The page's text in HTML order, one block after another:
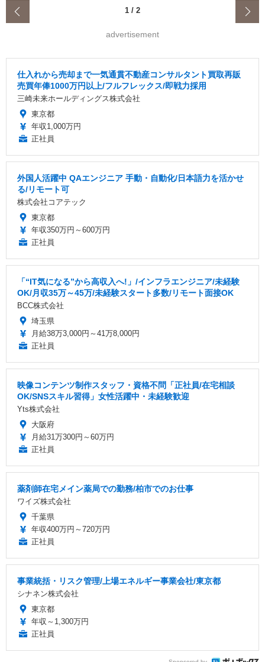
1 / 2
advertisement
仕入れから売却まで一気通貫不動産コンサルタント買取再販
売買年俸1000万円以上/フルフレックス/即戦力採用
三崎未来ホールディングス株式会社
東京都
年収1,000万円
正社員
外国人活躍中 QAエンジニア 手動・自動化/日本語力を活かせ
る/リモート可
株式会社コアテック
東京都
年収350万円～600万円
正社員
「“IT気になる”から高収入へ!」/インフラエンジニア/未経験
OK/月収35万～45万/未経験スタート多数/リモート面接OK
BCC株式会社
埼玉県
月給38万3,000円～41万8,000円
正社員
映像コンテンツ制作スタッフ・資格不問「正社員/在宅相談
OK/SNSスキル習得」女性活躍中・未経験歓迎
Yts株式会社
大阪府
月給31万300円～60万円
正社員
薬剤師在宅メイン薬局での勤務/柏市でのお仕事
ワイズ株式会社
千葉県
年収400万円～720万円
正社員
事業統括・リスク管理/上場エネルギー事業会社/東京都
シナネン株式会社
東京都
年収～1,300万円
正社員